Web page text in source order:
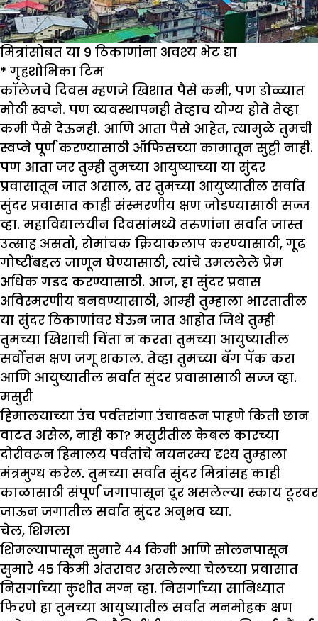
मित्रांसोबत या 9 ठिकाणांना अवश्य भेट द्या
* गृहशोभिका टिम
कॉलेजचे दिवस म्हणजे खिशात पैसे कमी, पण डोळ्यात
मोठी स्वप्ने. पण व्यवस्थापनही तेव्हाच योग्य होते तेव्हा
कमी पैसे देऊनही. आणि आता पैसे आहेत, त्यामुळे तुमची
स्वप्ने पूर्ण करण्यासाठी ऑफिसच्या कामातून सुट्टी नाही.
पण आता जर तुम्ही तुमच्या आयुष्याच्या या सुंदर
प्रवासातून जात असाल, तर तुमच्या आयुष्यातील सर्वात
सुंदर प्रवासात काही संस्मरणीय क्षण जोडण्यासाठी सज्ज
व्हा. महाविद्यालयीन दिवसांमध्ये तरुणांना सर्वात जास्त
उत्साह असतो, रोमांचक क्रियाकलाप करण्यासाठी, गूढ
गोष्टींबद्दल जाणून घेण्यासाठी, त्यांचे उमललेले प्रेम
अधिक गडद करण्यासाठी. आज, हा सुंदर प्रवास
अविस्मरणीय बनवण्यासाठी, आम्ही तुम्हाला भारतातील
या सुंदर ठिकाणांवर घेऊन जात आहोत जिथे तुम्ही
तुमच्या खिशाची चिंता न करता तुमच्या आयुष्यातील
सर्वोत्तम क्षण जगू शकाल. तेव्हा तुमच्या बॅग पॅक करा
आणि आयुष्यातील सर्वात सुंदर प्रवासासाठी सज्ज व्हा.
मसुरी
हिमालयाच्या उंच पर्वतरांगा उंचावरून पाहणे किती छान
वाटत असेल, नाही का? मसुरीतील केबल कारच्या
दोरीवरून हिमालय पर्वतांचे नयनरम्य दृश्य तुम्हाला
मंत्रमुग्ध करेल. तुमच्या सर्वात सुंदर मित्रांसह काही
काळासाठी संपूर्ण जगापासून दूर असलेल्या स्काय टूरवर
जाऊन जगातील सर्वात सुंदर अनुभव घ्या.
चेल, शिमला
शिमल्यापासून सुमारे 44 किमी आणि सोलनपासून
सुमारे 45 किमी अंतरावर असलेल्या चेलच्या प्रवासात
निसर्गाच्या कुशीत मग्न व्हा. निसर्गाच्या सानिध्यात
फिरणे हा तुमच्या आयुष्यातील सर्वात मनमोहक क्षण